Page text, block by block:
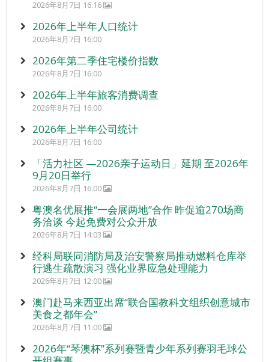
2026年8月7日 16:16
2026年上半年人口统计
2026年8月7日 16:00
2026年第二季住宅楼价指数
2026年8月7日 16:00
2026年上半年旅客消费调查
2026年8月7日 16:00
2026年上半年公司统计
2026年8月7日 16:00
「活力社区 —2026亲子运动日」延期 至2026年
9月20日举行
2026年8月7日 16:00
粤澳名优展推“一会展两地”合作 昨促逾270场商
务洽谈 今起免费对公众开放
2026年8月7日 14:03
经科局联同消防局及治安警察局推动燃料仓库举
行逃生疏散演习 强化业界应急处理能力
2026年8月7日 12:00
澳门赴马来西亚出席“联合国教科文组织创意城市
美食之都年会”
2026年8月7日 11:00
2026年“琴澳杯”系列赛暨青少年系列赛羽毛球公